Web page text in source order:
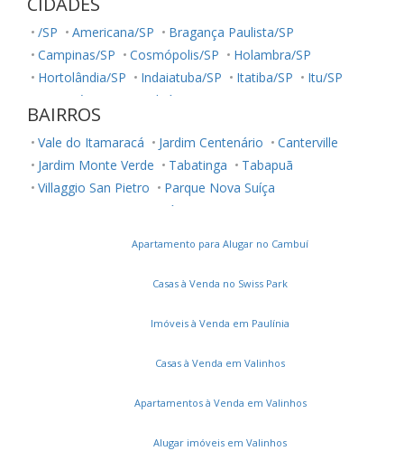
/SP Americana/SP
Bragança Paulista/SP
Campinas/SP
Cosmópolis/SP
Holambra/SP
Hortolândia/SP
Indaiatuba/SP Itatiba/SP
Itu/SP
Jaguariúna/SP
Jundiaí/SP
Morungaba/SP
Paulínia/SP
Salto/SP
Santa Bárbara D'Oeste/SP
Serra Negra/SP
Sorocaba/SP
Sumaré/SP
Ubatuba/SP
Vinhedo/SP Votuporanga/SP
BAIRROS
Vale do Itamaracá Jardim Centenário
Canterville
Jardim Monte Verde
Tabatinga
Tabapuã
Villaggio San Pietro
Parque Nova Suíça
Loteamento Nova Espírito Santo
Villaggio Fiorentino
Jardim Novo Horizonte
Chácara das Nações
Clube de Campo Valinhos
Vila Santana
Flor da Serra
Loteamento Residencial Água Nova
Residencial Vivenda das Pitangueiras
Loteamento Residencial Santa Gertrudes
Apartamento para Alugar no Cambuí
Casas à Venda no Swiss Park
Imóveis à Venda em Paulínia
Casas à Venda em Valinhos
Apartamentos à Venda em Valinhos
Alugar imóveis em Valinhos